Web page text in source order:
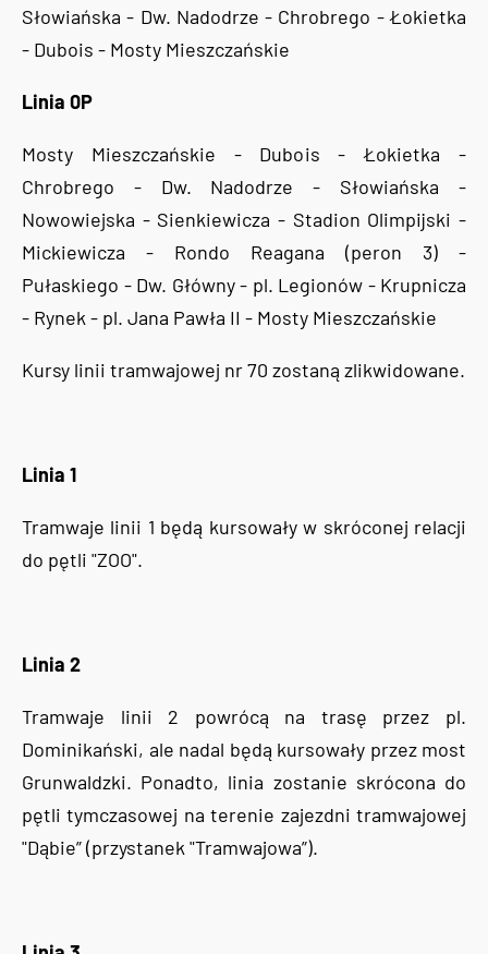
Słowiańska - Dw. Nadodrze - Chrobrego - Łokietka
- Dubois - Mosty Mieszczańskie
Linia 0P
Mosty Mieszczańskie - Dubois - Łokietka -
Chrobrego - Dw. Nadodrze - Słowiańska -
Nowowiejska - Sienkiewicza - Stadion Olimpijski -
Mickiewicza - Rondo Reagana (peron 3) -
Pułaskiego - Dw. Główny - pl. Legionów - Krupnicza
- Rynek - pl. Jana Pawła II - Mosty Mieszczańskie
Kursy linii tramwajowej nr 70 zostaną zlikwidowane.
Linia 1
Tramwaje linii 1 będą kursowały w skróconej relacji
do pętli "ZOO".
Linia 2
Tramwaje linii 2 powrócą na trasę przez pl.
Dominikański, ale nadal będą kursowały przez most
Grunwaldzki. Ponadto, linia zostanie skrócona do
pętli tymczasowej na terenie zajezdni tramwajowej
"Dąbie” (przystanek "Tramwajowa”).